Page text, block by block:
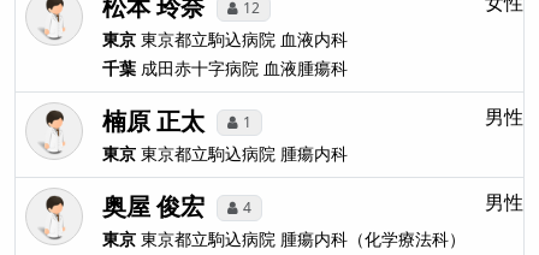
12
東京 東京都立駒込病院 血液内科
千葉 成田赤十字病院 血液腫瘍科
楠原 正太 1
東京 東京都立駒込病院 腫瘍内科
男性
奥屋 俊宏 4
東京 東京都立駒込病院 腫瘍内科（化学療法科）
男性